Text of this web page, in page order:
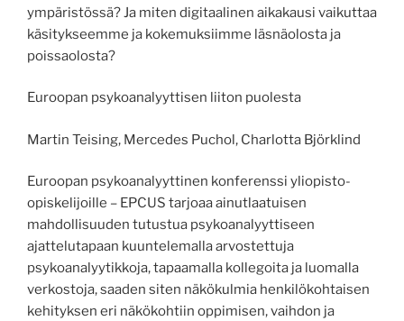
ympäristössä? Ja miten digitaalinen aikakausi vaikuttaa
käsitykseemme ja kokemuksiimme läsnäolosta ja
poissaolosta?
Euroopan psykoanalyyttisen liiton puolesta
Martin Teising, Mercedes Puchol, Charlotta Björklind
Euroopan psykoanalyyttinen konferenssi yliopisto-
opiskelijoille – EPCUS tarjoaa ainutlaatuisen
mahdollisuuden tutustua psykoanalyyttiseen
ajattelutapaan kuuntelemalla arvostettuja
psykoanalyytikkoja, tapaamalla kollegoita ja luomalla
verkostoja, saaden siten näkökulmia henkilökohtaisen
kehityksen eri näkökohtiin oppimisen, vaihdon ja